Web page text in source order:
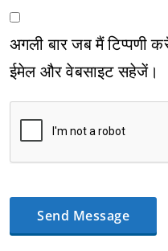
अगली बार जब मैं टिप्पणी
ईमेल और वेबसाइट सहेजें।